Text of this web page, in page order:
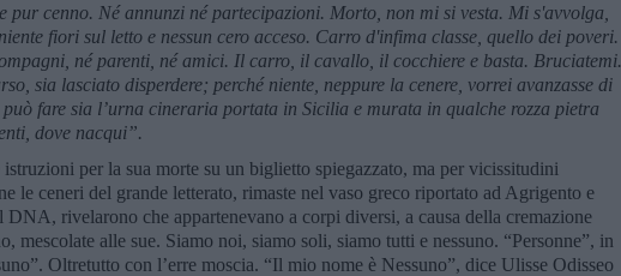
pur cenno. Néannunzi né partecipazioni. Morto, non mi si vesta. Mi s'avvolga,
fiori sul letto e nessun cero acceso. Carro d'infima classe, quello dei poveri.
né parenti, néamici. Il carro, il cavallo, il cocchiere e basta. Bruciatemi.
sia lasciato disperdere; perché niente, neppure la cenere, vorrei avanzasse di
può fare sia l’urna cineraria portata in Sicilia e murata in qualche rozza pietra
dove nacqui”.
istruzioni per la sua morte su un biglietto spiegazzato, ma per vicissitudini
le ceneri del grande letterato, rimaste nel vaso greco riportato ad Agrigento e
DNA, rivelarono che appartenevano a corpi diversi, a causa della cremazione
mescolate alle sue. Siamo noi, siamo soli, siamo tutti e nessuno. “Personne”, in
Oltretutto con l’erre moscia. “Il mio nome è Nessuno”, dice Ulisse Odisseo